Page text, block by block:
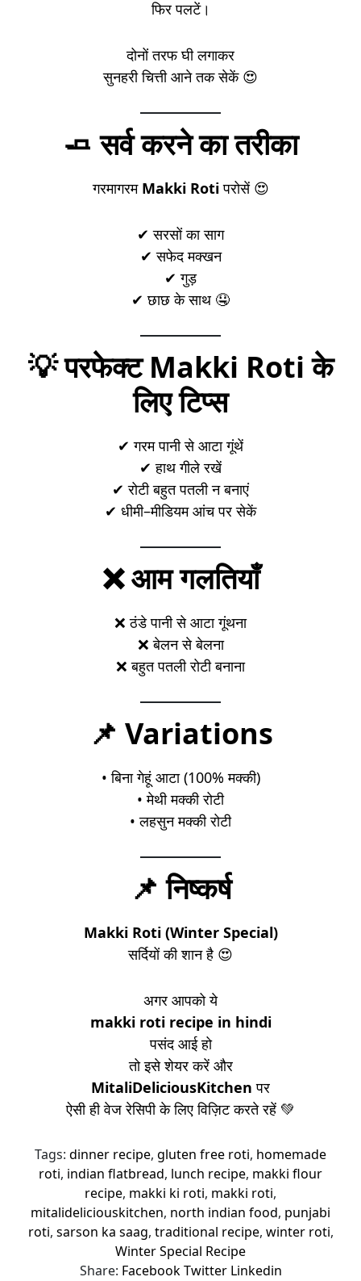
फिर पलटें।
दोनों तरफ घी लगाकर
सुनहरी चित्ती आने तक सेकें 😍
🧈 सर्व करने का तरीका
गरमागरम Makki Rotiपरोसें 😍
✔ सरसों का साग
✔ सफेद मक्खन
✔ गुड़
✔ छाछ के साथ 🤤
💡 परफेक्ट Makki Roti के
लिए टिप्स
✔ गरम पानी से आटा गूंथें
✔ हाथ गीले रखें
✔ रोटी बहुत पतली न बनाएं
✔ धीमी–मीडियम आंच पर सेकें
❌ आम गलतियाँ
❌ ठंडे पानी से आटा गूंथना
❌ बेलन से बेलना
❌ बहुत पतली रोटी बनाना
📌 Variations
• बिना गेहूं आटा (100% मक्की)
• मेथी मक्की रोटी
• लहसुन मक्की रोटी
📌 निष्कर्ष
Makki Roti (Winter Special)
सर्दियों की शान है 😍
अगर आपको ये
makki roti recipe in hindi
पसंद आई हो
तो इसे शेयर करें और
MitaliDeliciousKitchen पर
ऐसी ही वेज रेसिपी के लिए विज़िट करते रहें 💚
Tags: dinner recipe, gluten free roti, homemade
roti, indian flatbread, lunch recipe, makki flour
recipe, makki ki roti, makki roti,
mitalideliciouskitchen, north indian food, punjabi
roti, sarson ka saag, traditional recipe, winter roti,
Winter Special Recipe
Share: Facebook Twitter Linkedin